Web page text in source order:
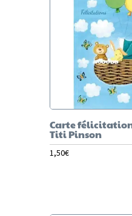
Carte
Titi Pinson
1,50€